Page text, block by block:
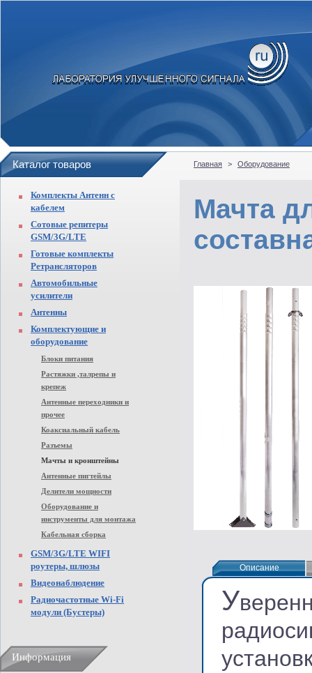
Каталог товаров
Комплекты Антенн с
кабелем
Сотовые репитеры
GSM/3G/LTE
Готовые комплекты
Ретрансляторов
Автомобильные
усилители
Антенны
Комплектующие и
оборудование
Блоки питания
Растяжки ,талрепы и
крепеж
Антенные переходники и
прочее
Коаксиальный кабель
Разъемы
Мачты и кронштейны
Антенные пигтейлы
Делители мощности
Оборудование и
инструменты для монтажа
Кабельная сборка
GSM/3G/LTE WIFI
роутеры, шлюзы
Видеонаблюдение
Радиочастотные Wi-Fi
модули (Бустеры)
Информация
Главная > Оборудование
Мачта
Описание
Описание
У